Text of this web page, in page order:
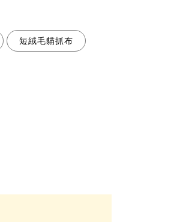
短絨毛貓抓布